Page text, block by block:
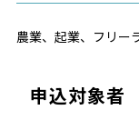
農業、起業、フリー
申込対象者